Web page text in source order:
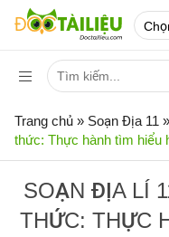
Trang chủ » Soạn Địa 11 »
thức: Thực hành tìm hiểu
SOẠN ĐỊA LÍ
THỨC: THỰC